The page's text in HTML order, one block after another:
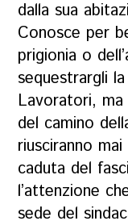
dalla sua
Conosce per
prigionia o
sequestrargli
Lavoratori, ma
del camino
riusciranno
caduta del
l’attenzione
sede del